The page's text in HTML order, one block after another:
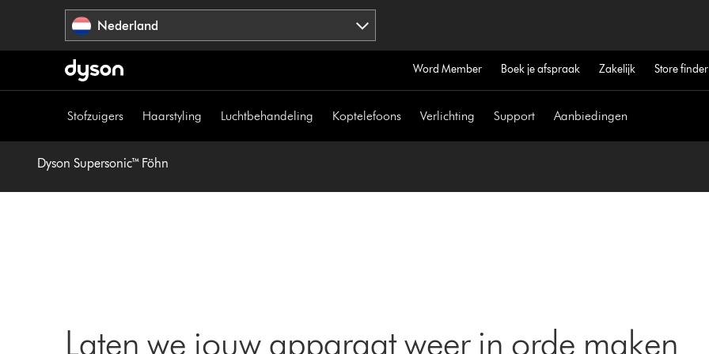
Nederland
Word Member Boek je afspraak Zakelijk Store finder
Stofzuigers Haarstyling Luchtbehandeling Koptelefoons Verlichting Support Aanbiedingen
Dyson Supersonic™ Föhn
Laten we jouw apparaat weer in orde maken